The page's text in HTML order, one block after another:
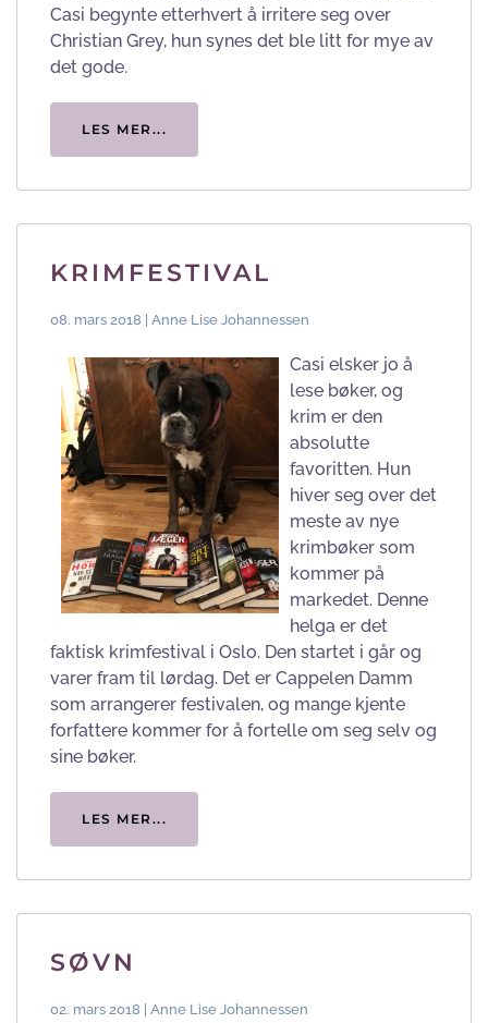
Casi begynte etterhvert å irritere seg over
Christian Grey, hun synes det ble litt for mye av
det gode.
LES MER...
KRIMFESTIVAL
08. mars 2018 | Anne Lise Johannessen
Casi elsker jo å
lese bøker, og
krim er den
absolutte
favoritten. Hun
hiver seg over det
meste av nye
krimbøker som
kommer på
markedet. Denne
helga er det
faktisk krimfestival i Oslo. Den startet i går og
varer fram til lørdag. Det er Cappelen Damm
som arrangerer festivalen, og mange kjente
forfattere kommer for å fortelle om seg selv og
sine bøker.
LES MER...
SØVN
02. mars 2018 | Anne Lise Johannessen